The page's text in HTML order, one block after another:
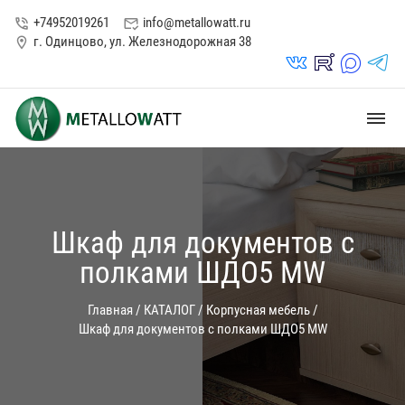
phone_in_talk +74952019261 mark_email_read info@metallowatt.ru
location_on г. Одинцово, ул. Железнодорожная 38
vk_in rutube_in max_s telegrams_in
dehaze
Шкаф для документов с
полками ШДО5 MW
Главная / КАТАЛОГ/ Корпусная мебель/
Шкаф для документов с полками ШДО5 MW